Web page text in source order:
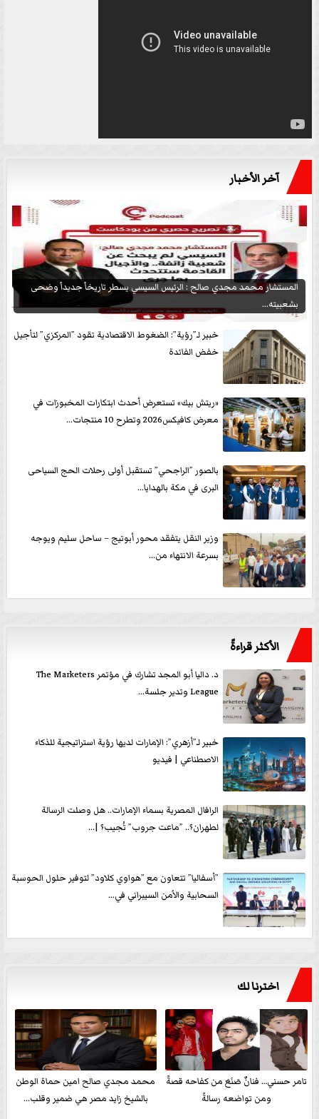
آخر الأخبار
المستشار محمد مجدي صالح : الرئيس السيسي يسطر تاريخاً جديداً وضحى
بشعبيته...
خبير لـ”رؤية”: الضغوط الاقتصادية تقود ”المركزي” لتأجيل
خفض الفائدة
«ريتش بيك» تستعرض أحدث ابتكارات المخبوزات في
معرض كافيكس2026 وتطرح 10 منتجات...
بالصور ”الراجحي” تستقبل أولى رحلات الحج السياحى
البرى في مكة بالهدايا...
وزير النقل يتفقد محور أبوتيج – ساحل سليم ويوجه
بسرعة الانتهاء من...
الأكثر قراءةً
د. داليا أبو المجد تشارك في مؤتمر The Marketers
League وتدير جلسة...
خبير لـ”أزهري”: الإمارات لديها رؤية استراتيجية للذكاء
الاصطناعي | فيديو
الرافال المصرية بسماء الإمارات.. هل وصلت الرسالة
لطهران؟.. ”ماعت جروب” تُجيب؟ |...
”أسفاليا” تتعاون مع ”هواوي كلاود” لتوفير حلول الحوسبة
السحابية والأمن السيبراني في...
اخترنا لك
تامر حسني… فنانٌ صَنَعَ من كفاحه قصةً
ومن تواضعه رسالةً
محمد مجدي صالح امين حماة الوطن
بالشيخ زايد مصر هي ضمير وقلب...